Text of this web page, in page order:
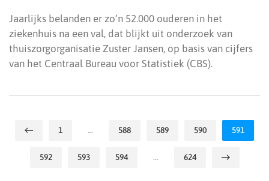
Jaarlijks belanden er zo’n 52.000 ouderen in het
ziekenhuis na een val, dat blijkt uit onderzoek van
thuiszorgorganisatie Zuster Jansen, op basis van cijfers
van het Centraal Bureau voor Statistiek (CBS).
1 … 588 589 590 591
592 593 594 … 624